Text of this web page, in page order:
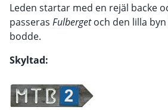
Leden startar med en rejäl backe
passeras Fulberget och den lilla byn
bodde.
Skyltad: